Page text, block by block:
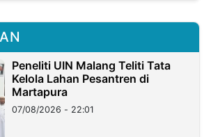
Peneliti UIN Malang Teliti Tata
Kelola Lahan Pesantren di
Martapura
07/08/2026 - 22:01